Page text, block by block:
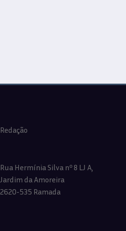
Redação
Rua Hermínia Silva nº 8 LJ A,
Jardim da Amoreira
2620-535 Ramada